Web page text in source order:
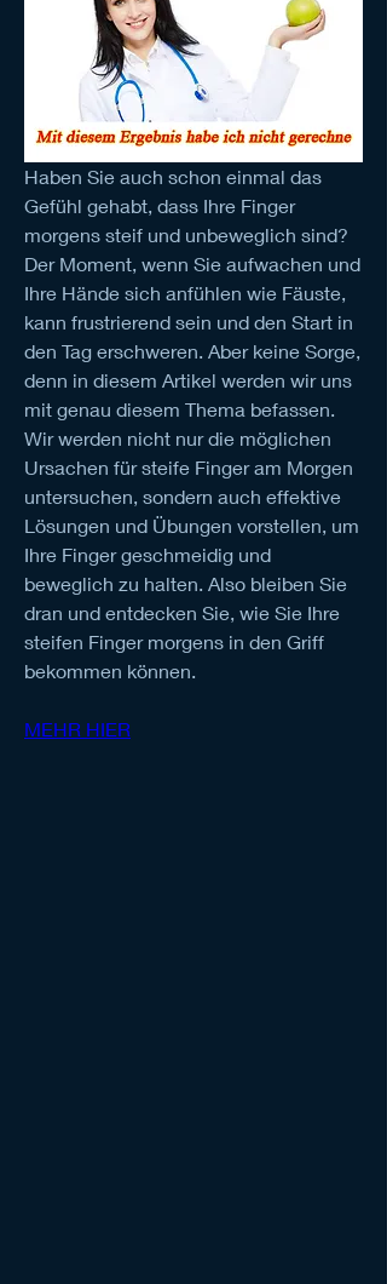
Haben Sie auch schon einmal das
Gefühl gehabt, dass Ihre Finger
morgens steif und unbeweglich sind?
Der Moment, wenn Sie aufwachen und
Ihre Hände sich anfühlen wie Fäuste,
kann frustrierend sein und den Start in
den Tag erschweren. Aber keine Sorge,
denn in diesem Artikel werden wir uns
mit genau diesem Thema befassen.
Wir werden nicht nur die möglichen
Ursachen für steife Finger am Morgen
untersuchen, sondern auch effektive
Lösungen und Übungen vorstellen, um
Ihre Finger geschmeidig und
beweglich zu halten. Also bleiben Sie
dran und entdecken Sie, wie Sie Ihre
steifen Finger morgens in den Griff
bekommen können.
MEHR HIER